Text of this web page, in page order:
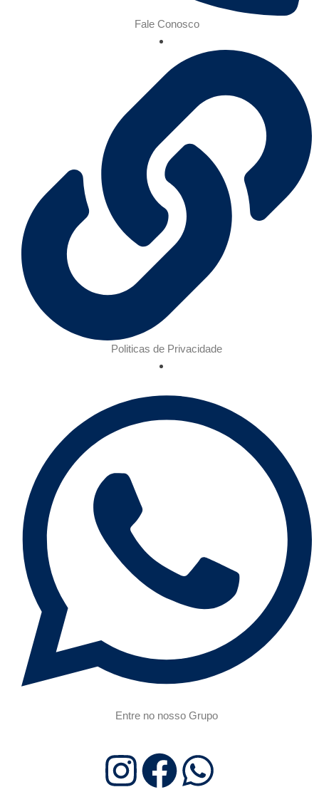
Fale Conosco
Politicas de Privacidade
Entre no nosso Grupo